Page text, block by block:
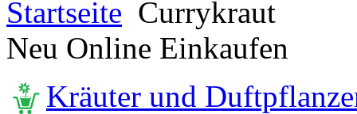
Startseite Currykraut
Neu Online Einkaufen
Kräuter und